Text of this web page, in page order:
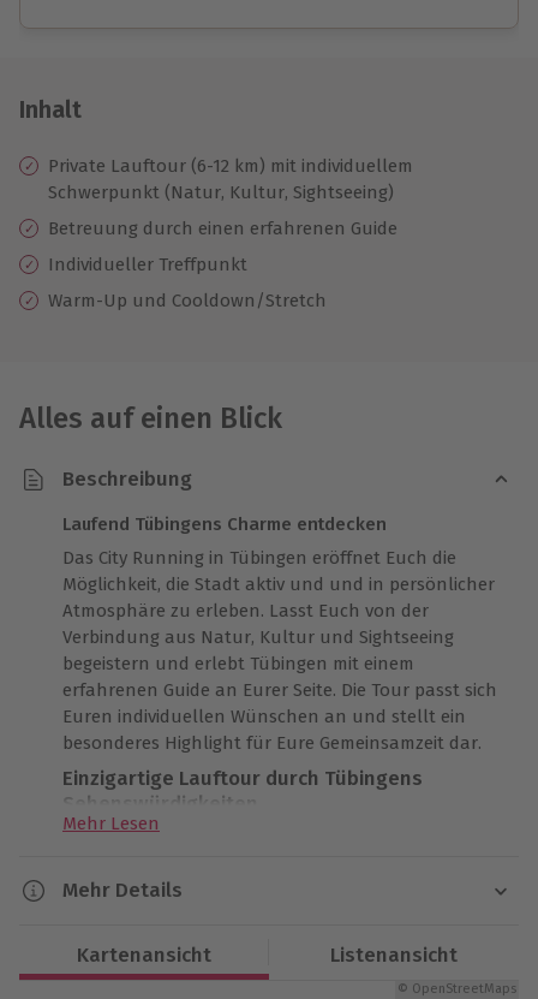
Jeder Gutschein für alle Erlebnisse einlösbar.
10 Jahre gültig & verlängerbar.
Inhalt
Private Lauftour (6-12 km) mit individuellem
Schwerpunkt (Natur, Kultur, Sightseeing)
Betreuung durch einen erfahrenen Guide
Individueller Treffpunkt
Warm-Up und Cooldown/Stretch
Alles auf einen Blick
Beschreibung
Laufend Tübingens Charme entdecken
Das City Running in Tübingen eröffnet Euch die
Möglichkeit, die Stadt aktiv und und in persönlicher
Atmosphäre zu erleben. Lasst Euch von der
Verbindung aus Natur, Kultur und Sightseeing
begeistern und erlebt Tübingen mit einem
erfahrenen Guide an Eurer Seite. Die Tour passt sich
Euren individuellen Wünschen an und stellt ein
besonderes Highlight für Eure Gemeinsamzeit dar.
Einzigartige Lauftour durch Tübingens
Sehenswürdigkeiten
Diese private Lauftour deckt 6 bis 12 Kilometer ab
abgestimmt. Entdeckt die versteckten Ecken der
Neckarauen. Der flexible Treffpunkt ermöglicht einen
entspannten Start, während Euch das gemeinsame
Mehr Lesen
Mehr Details
Ca. 1,5 Stunden
Kartenansicht Listenansicht
© OpenStreetMaps